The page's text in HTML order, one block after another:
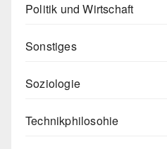
Politik und Wirtschaft
Sonstiges
Soziologie
Technikphilosohie